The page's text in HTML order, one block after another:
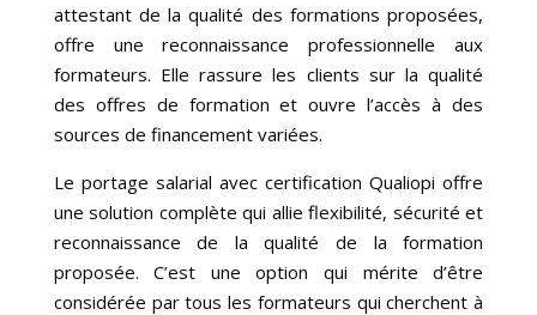
attestant de la qualité des formations proposées,
offre une reconnaissance professionnelle aux
formateurs. Elle rassure les clients sur la qualité
des offres de formation et ouvre l’accès à des
sources de financement variées.
Le portage salarial avec certification Qualiopi offre
une solution complète qui allie flexibilité, sécurité et
reconnaissance de la qualité de la formation
proposée. C’est une option qui mérite d’être
considérée par tous les formateurs qui cherchent à